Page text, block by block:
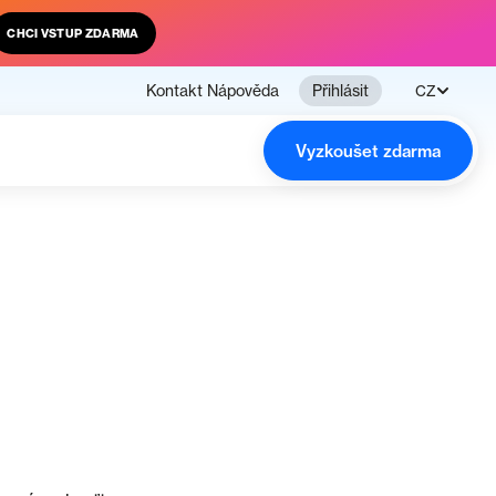
CHCI VSTUP ZDARMA
Kontakt Nápověda Přihlásit CZ
Vyzkoušet zdarma